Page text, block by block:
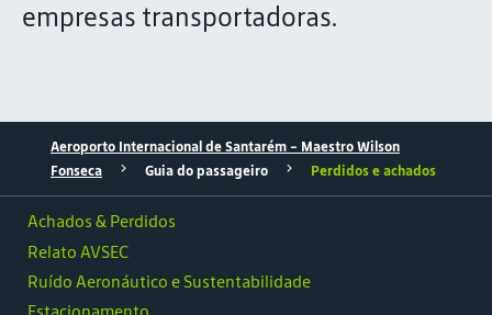
empresas transportadoras.
Aeroporto Internacional de Santarém – Maestro Wilson
Fonseca
Guia do passageiro Perdidos e achados
Achados & Perdidos
Relato AVSEC
Ruído Aeronáutico e Sustentabilidade